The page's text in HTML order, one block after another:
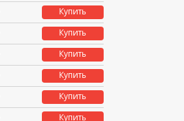
Купить
Купить
Купить
Купить
Купить
Купить